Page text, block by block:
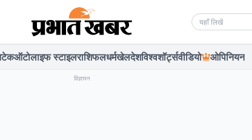
Search news
टेकऑटोलाइफ स्टाइलराशिफलधर्मखेलदेशविश्वशॉर्ट्सवीडियो ओपिनियन
विज्ञापन